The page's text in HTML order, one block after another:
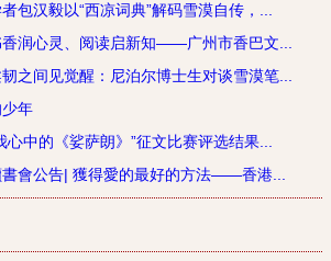
包汉毅以“西凉词典”解码雪漠自传，...
润心灵、阅读启新知——广州市香巴文...
之间见觉醒：尼泊尔博士生对谈雪漠笔...
年
心中的《娑萨朗》”征文比赛评选结果...
會公告| 獲得愛的最好的方法——香港...